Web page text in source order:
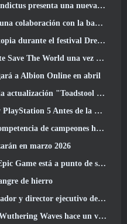
la que los jugadores se enfrentarán al Guardián de Caliburn
la banda sueca de heavy metal Sabaton
el festival Dreamlight Cinematics
World una vez que sea gratis??
a Albion Online en abril
"Toadstool Tales" de Palia
Antes de la marcha 23 Lanzamiento
Eridu en la próxima actualización de Zenless Zone Zero
en marzo 2026
a punto de ser un juego gratuito
de hierro
Ken Kim, sobre MONGIL: Buceo estelar
hace un viaje al “lado oscuro”